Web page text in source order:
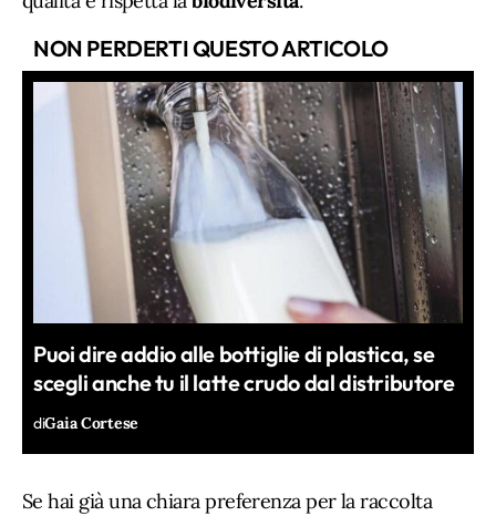
NON PERDERTI QUESTO ARTICOLO
Puoi dire addio alle bottiglie di plastica, se
scegli anche tu il latte crudo dal distributore
diGaia Cortese
Se hai già una chiara preferenza per la raccolta